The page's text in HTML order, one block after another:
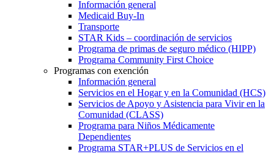
Información general
Medicaid Buy-In
Transporte
STAR Kids – coordinación de servicios
Programa de primas de seguro médico (HIPP)
Programa Community First Choice
Programas con exención
Información general
Servicios en el Hogar y en la Comunidad (HCS)
Servicios de Apoyo y Asistencia para Vivir en la
Comunidad (CLASS)
Programa para Niños Médicamente
Dependientes
Programa STAR+PLUS de Servicios en el